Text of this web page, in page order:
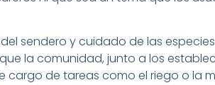
sendero y cuidado de las
la comunidad, junto a los
cargo de tareas como el riego o la